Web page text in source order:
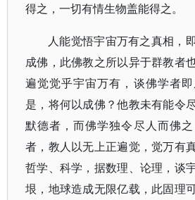
得之，一切有情生物盖能得之。
人能觉悟宇宙万有之真相，
成佛，此佛教之所以异于群教者
遍觉觉乎宇宙万有，谈佛学者
是，将何以成佛？他教未有能令
默德者，而佛学独令尽人而佛
者，教人以无上正遍觉，觉万有
哲学、科学，据数理、论理，谈
垠，地球造成无限亿载，此固理